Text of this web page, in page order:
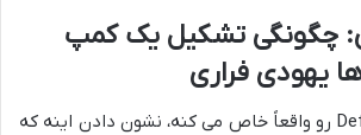
چگونگی تشکیل یک کمپ
یهودی فراری
چیزی که فیلم Defiance رو واقعاً خاص می کنه، نشون دادن اینه که